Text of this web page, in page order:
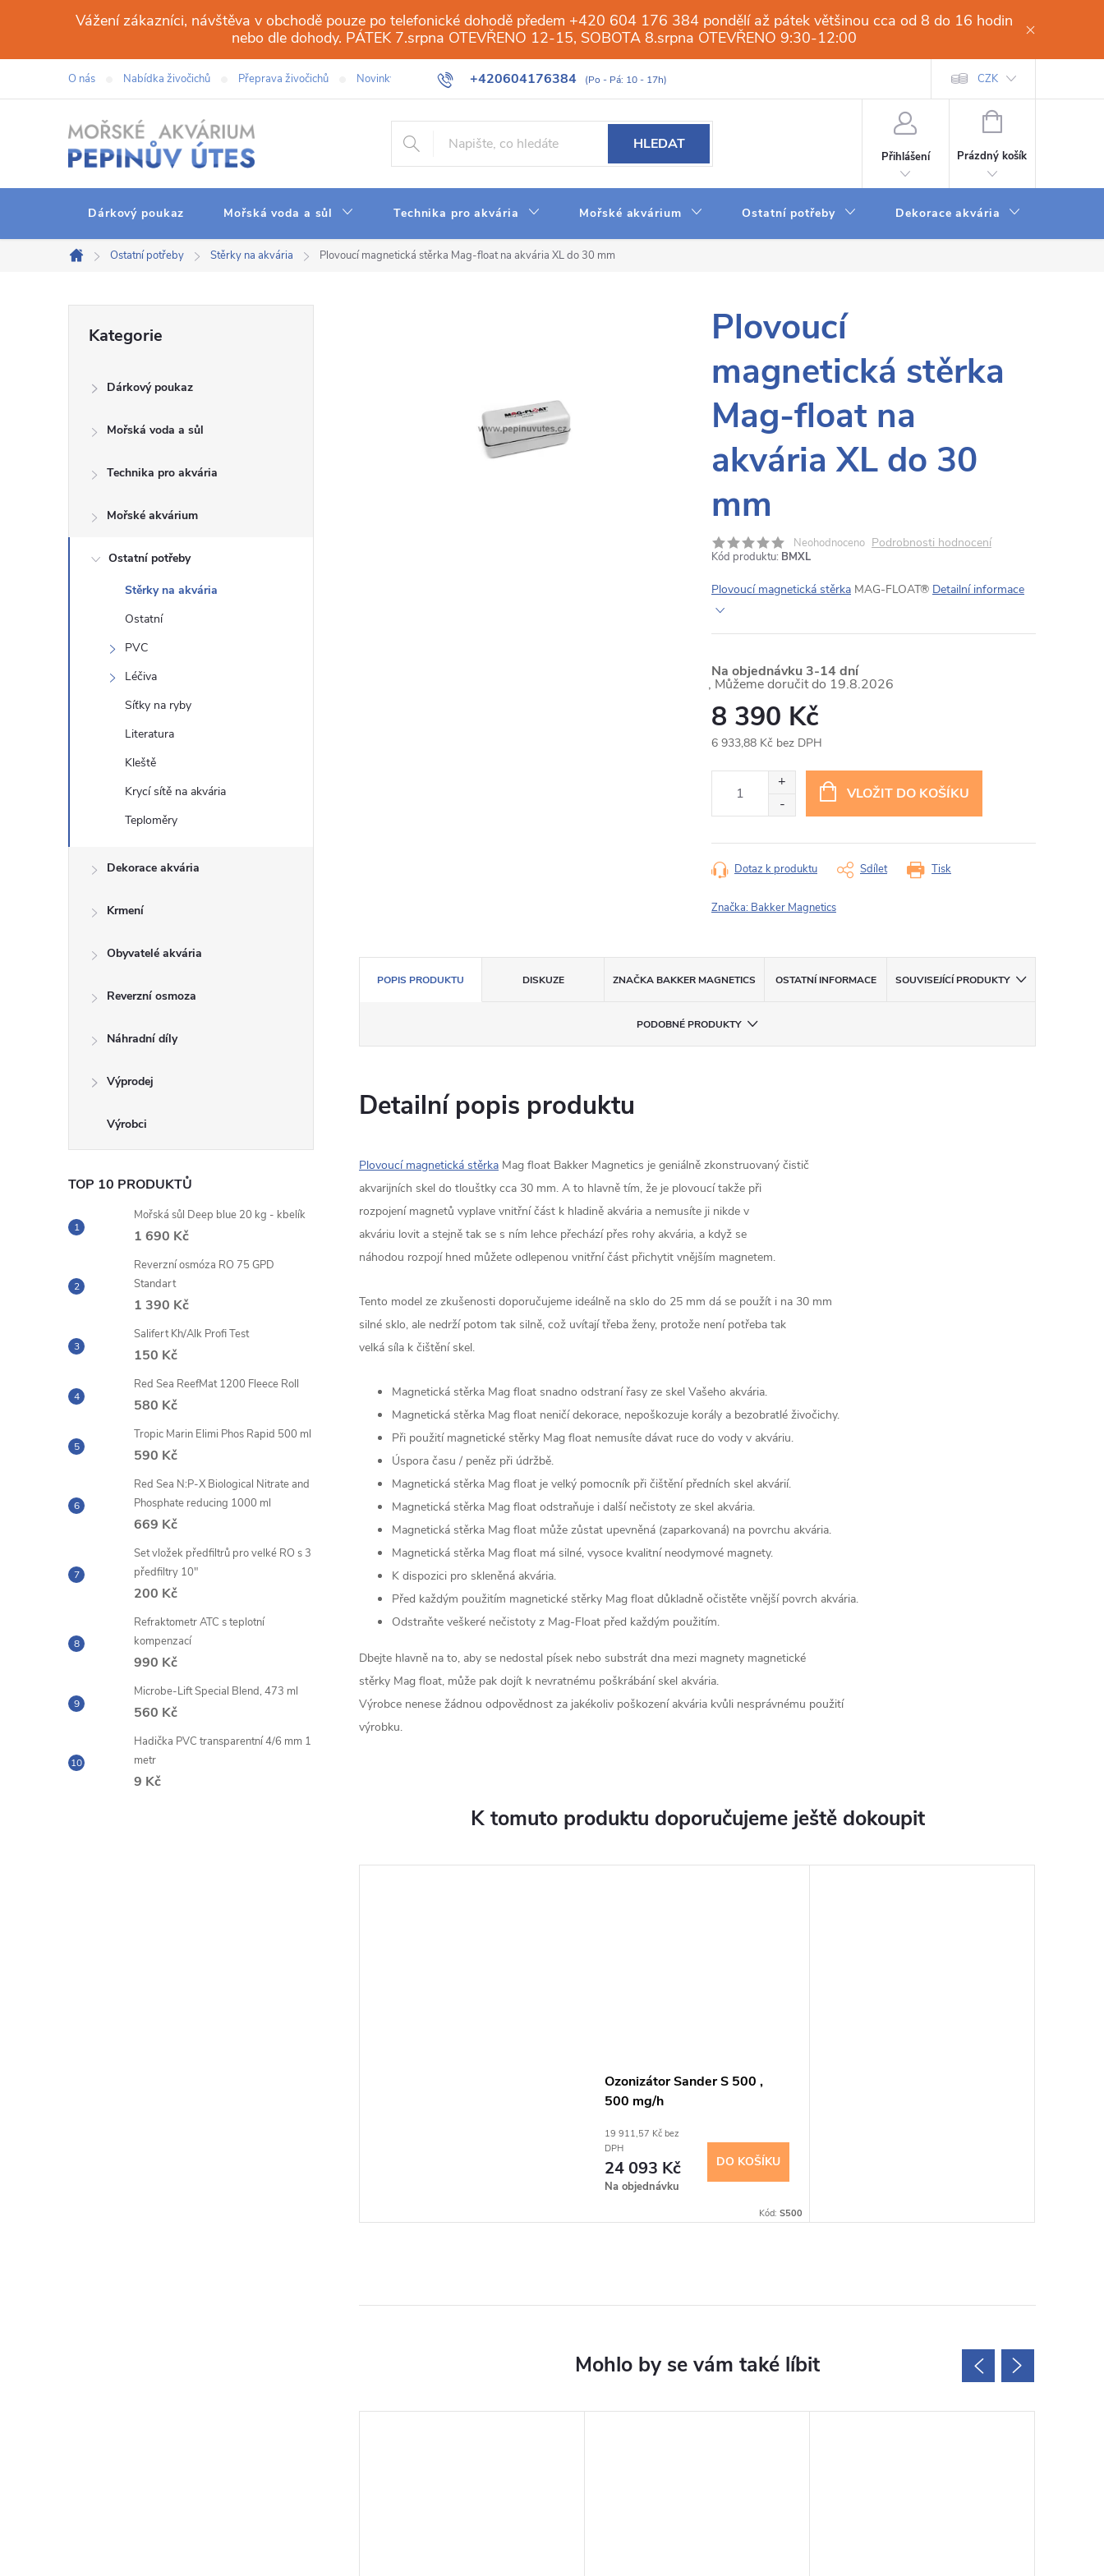
obsah
Vážení zákazníci, návštěva v obchodě pouze po telefonické dohodě předem +420 604 176 384 pondělí až pátek většinou cca od 8 do 16 hodin
nebo dle dohody. PÁTEK 7.srpna OTEVŘENO 12-15, SOBOTA 8.srpna OTEVŘENO 9:30-12:00
+420604176384
O nás Nabídka živočichů Přeprava živočichů Novinky Galerie Obchod Web Slovník pojmů Obchodní podmínky Dodací a platební
CZK
HLEDAT
Přihlášení
NÁKUPNÍ
Prázdný košík
Dárkový poukaz Mořská voda a sůl Technika pro akvária Mořské akvárium Ostatní potřeby Dekorace akvária
Domů
Ostatní potřeby Stěrky na akvária Plovoucí magnetická stěrka Mag-float na akvária XL do 30 mm
a
l
kategorie
Kategorie
Dárkový poukaz
Mořská voda a sůl
Technika pro akvária
Mořské akvárium
Ostatní potřeby
Stěrky na akvária
Ostatní
PVC
Léčiva
Síťky na ryby
Literatura
Kleště
Krycí sítě na akvária
Teploměry
Dekorace akvária
Krmení
Obyvatelé akvária
Reverzní osmoza
Náhradní díly
Výprodej
TOP 10 PRODUKTŮ
Mořská sůl Deep blue 20 kg - kbelík
1 690 Kč
Reverzní osmóza RO 75 GPD
Standart
1 390 Kč
Salifert Kh/Alk Profi Test
150 Kč
Red Sea ReefMat 1200 Fleece Roll
580 Kč
Tropic Marin Elimi Phos Rapid 500 ml
590 Kč
Red Sea N:P-X Biological Nitrate and
Phosphate reducing 1000 ml
669 Kč
Set vložek předfiltrů pro velké RO s 3
předfiltry 10"
200 Kč
Refraktometr ATC s teplotní
kompenzací
990 Kč
Microbe-Lift Special Blend, 473 ml
560 Kč
Hadička PVC transparentní 4/6 mm 1
metr
9 Kč
Plovoucí
magnetická stěrka
Mag-float na
akvária XL do 30
mm
Neohodnoceno Podrobnosti hodnocení
Kód produktu: BMXL
Plovoucí magnetická stěrka MAG-FLOAT® Detailní informace
Na objednávku 3-14 dní
19.8.2026
8 390 Kč
6 933,88 Kč bez DPH
VLOŽIT DO KOŠÍKU
Tisk
Dotaz k produktu Sdílet
Značka: Bakker Magnetics
POPIS PRODUKTU DISKUZE ZNAČKA BAKKER MAGNETICS OSTATNÍ INFORMACE SOUVISEJÍCÍ PRODUKTY
PODOBNÉ PRODUKTY
Detailní popis produktu
Plovoucí magnetická stěrka Mag float Bakker Magnetics je geniálně zkonstruovaný čistič
akvarijních skel do tlouštky cca 30 mm. A to hlavně tím, že je plovoucí takže při
rozpojení magnetů vyplave vnitřní část k hladině akvária a nemusíte ji nikde v
akváriu lovit a stejně tak se s ním lehce přechází přes rohy akvária, a když se
náhodou rozpojí hned můžete odlepenou vnitřní část přichytit vnějším magnetem.
Tento model ze zkušenosti doporučujeme ideálně na sklo do 25 mm dá se použít i na 30 mm
silné sklo, ale nedrží potom tak silně, což uvítají třeba ženy, protože není potřeba tak
velká síla k čištění skel.
Magnetická stěrka Mag float snadno odstraní řasy ze skel Vašeho akvária.
Magnetická stěrka Mag float neničí dekorace, nepoškozuje korály a bezobratlé živočichy.
Při použití magnetické stěrky Mag float nemusíte dávat ruce do vody v akváriu.
Úspora času / peněz při údržbě.
Magnetická stěrka Mag float je velký pomocník při čištění předních skel akvárií.
Magnetická stěrka Mag float odstraňuje i další nečistoty ze skel akvária.
Magnetická stěrka Mag float může zůstat upevněná (zaparkovaná) na povrchu akvária.
Magnetická stěrka Mag float má silné, vysoce kvalitní neodymové magnety.
K dispozici pro skleněná akvária.
Před každým použitím magnetické stěrky Mag float důkladně očistěte vnější povrch akvária.
Odstraňte veškeré nečistoty z Mag-Float před každým použitím.
Dbejte hlavně na to, aby se nedostal písek nebo substrát dna mezi magnety magnetické
stěrky Mag float, může pak dojít k nevratnému poškrábání skel akvária.
Výrobce nenese žádnou odpovědnost za jakékoliv poškození akvária kvůli nesprávnému použití
výrobku.
K tomuto produktu doporučujeme ještě dokoupit
Ozonizátor Sander S 500 ,
500 mg/h
19 911,57 Kč bez
DPH
24 093 Kč
Na objednávku
DO KOŠÍKU
Kód: S500